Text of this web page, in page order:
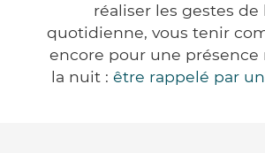
réaliser les gestes de
quotidienne, vous tenir
encore pour une présence
la nuit : être rappelé par